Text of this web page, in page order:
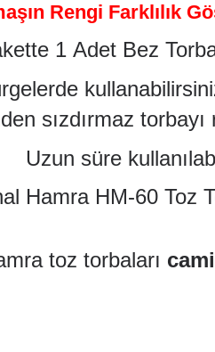
Rengi Farklılık
1 Adet Bez
sızdırmaz
Uzun süre
Hamra HM-60 Toz
toz torbaları